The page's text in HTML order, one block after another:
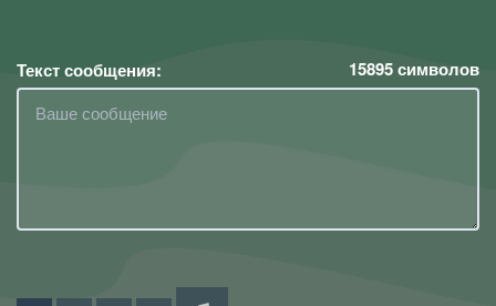
Текст сообщения: 15895символов